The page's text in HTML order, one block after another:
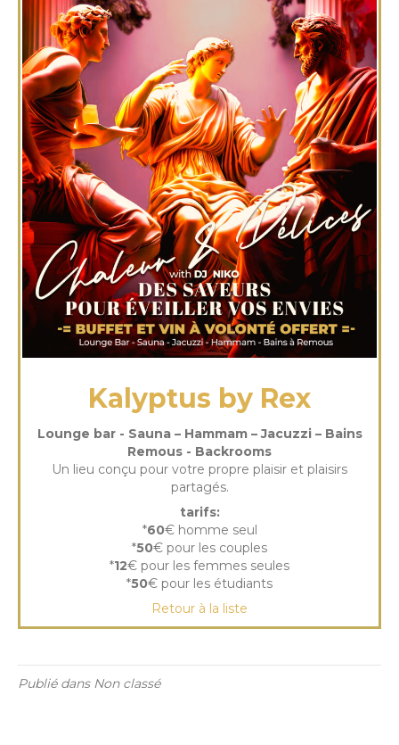
Kalyptus by Rex
Lounge bar - Sauna – Hammam – Jacuzzi – Bains
Remous - Backrooms
Un lieu conçu pour votre propre plaisir et plaisirs
partagés.
tarifs:
*60€ homme seul
*50€ pour les couples
*12€ pour les femmes seules
*50€ pour les étudiants
Retour à la liste
Publié dans Non classé